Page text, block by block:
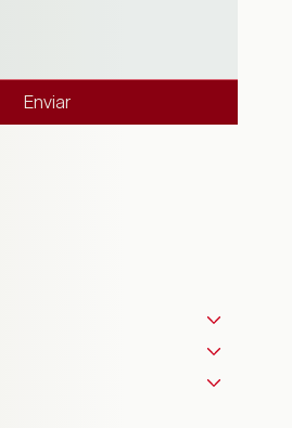
Enviar